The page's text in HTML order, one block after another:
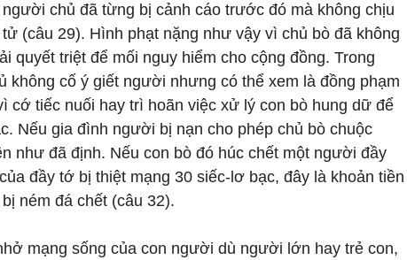
chủ đã từng bị cảnh cáo trước đó mà không chịu
(câu 29). Hình phạt nặng như vậy vì chủ bò đã không
quyết triệt để mối nguy hiểm cho cộng đồng. Trong
cố ý giết người nhưng có thể xem là đồng phạm
cớ tiếc nuối hay trì hoãn việc xử lý con bò hung dữ để
Nếu gia đình người bị nạn cho phép chủ bò chuộc
như đã định. Nếu con bò đó húc chết một người đầy
đầy tớ bị thiệt mạng 30 siếc-lơ bạc, đây là khoản tiền
ném đá chết (câu 32).
mạng sống của con người dù người lớn hay trẻ con,